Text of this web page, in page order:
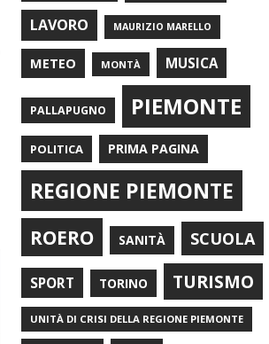
LAVORO MAURIZIO MARELLO
METEO MONTÀ MUSICA
PALLAPUGNO PIEMONTE
POLITICA PRIMA PAGINA
REGIONE PIEMONTE
ROERO SANITÀ SCUOLA
SPORT TORINO TURISMO
UNITÀ DI CRISI DELLA REGIONE PIEMONTE